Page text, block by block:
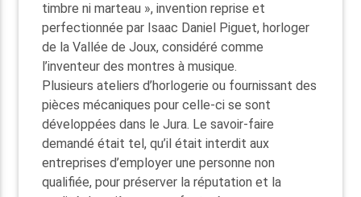
timbre ni marteau », invention reprise et
perfectionnée par Isaac Daniel Piguet, horloger
de la Vallée de Joux, considéré comme
l’inventeur des montres à musique.
Plusieurs ateliers d’horlogerie ou fournissant des
pièces mécaniques pour celle-ci se sont
développées dans le Jura. Le savoir-faire
demandé était tel, qu’il était interdit aux
entreprises d’employer une personne non
qualifiée, pour préserver la réputation et la